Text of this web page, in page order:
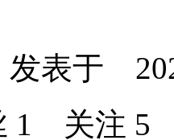
表于
1 关注 5